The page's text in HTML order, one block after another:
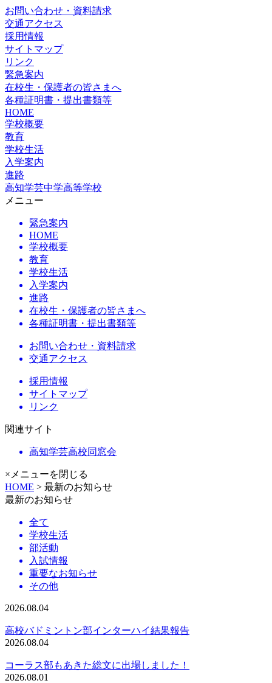
お問い合わせ・資料請求
交通アクセス
採用情報
サイトマップ
リンク
緊急案内
在校生・保護者の皆さまへ
各種証明書・提出書類等
HOME
学校概要
教育
学校生活
入学案内
進路
高知学芸中学高等学校
メニュー
緊急案内
HOME
学校概要
教育
学校生活
入学案内
進路
在校生・保護者の皆さまへ
各種証明書・提出書類等
お問い合わせ・資料請求
交通アクセス
採用情報
サイトマップ
リンク
関連サイト
高知学芸高校同窓会
×メニューを閉じる
HOME > 最新のお知らせ
最新のお知らせ
全て
学校生活
部活動
入試情報
重要なお知らせ
その他
2026.08.04
高校バドミントン部インターハイ結果報告
2026.08.04
コーラス部もあきた総文に出場しました！
2026.08.01